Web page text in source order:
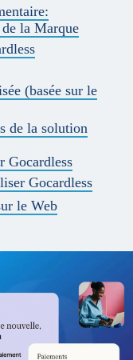
la Marque
(basée sur le
de la solution
Gocardless
Gocardless
le Web